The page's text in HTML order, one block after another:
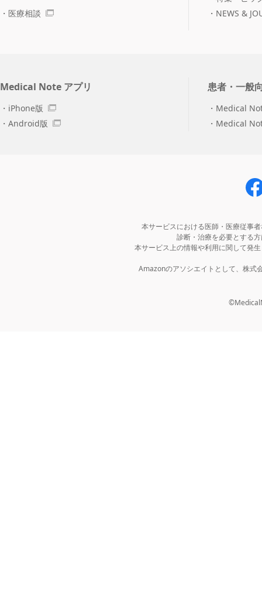
医療相談
NEWS &
Medical Note アプリ
iPhone版
Android版
患者・一般
Medical
Medical
本サービスにおける医師・医療従事
診断・治療を必要とする
本サービス上の情報や利用に関して発
Amazonのアソシエイトとして、株式